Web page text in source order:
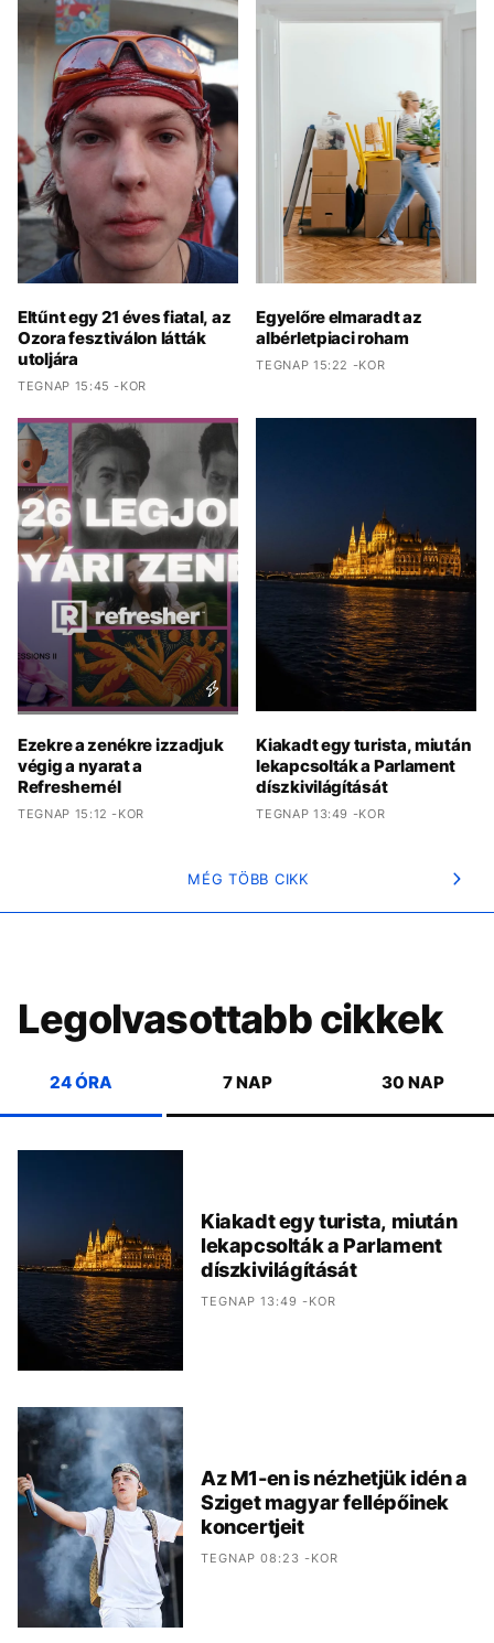
Eltűnt egy 21 éves fiatal, az
Ozora fesztiválon látták
utoljára
TEGNAP 15:45 -KOR
Egyelőre elmaradt az
albérletpiaci roham
TEGNAP 15:22 -KOR
Ezekre a zenékre izzadjuk
végig a nyarat a
Refreshernél
TEGNAP 15:12 -KOR
Kiakadt egy turista, miután
lekapcsolták a Parlament
díszkivilágítását
TEGNAP 13:49 -KOR
MÉG TÖBB CIKK
Legolvasottabb cikkek
24 ÓRA 7 NAP 30 NAP
Kiakadt egy turista, miután
lekapcsolták a Parlament
díszkivilágítását
TEGNAP 13:49 -KOR
Az M1-en is nézhetjük idén a
Sziget magyar fellépőinek
koncertjeit
TEGNAP 08:23 -KOR